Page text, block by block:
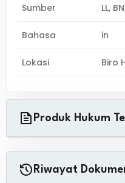
Sumber LL,
Bahasa in
Lokasi Biro
Produk Hukum
Riwayat